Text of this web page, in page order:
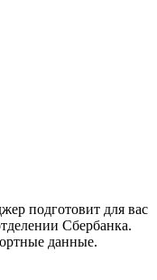
подготовит для вас
Сбербанка.
данные.